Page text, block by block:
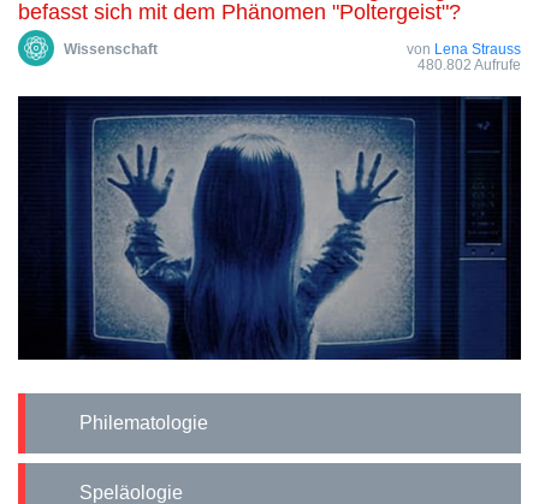
befasst sich mit dem Phänomen "Poltergeist"?
Wissenschaft von Lena Strauss
480.802 Aufrufe
Philematologie
Speläologie